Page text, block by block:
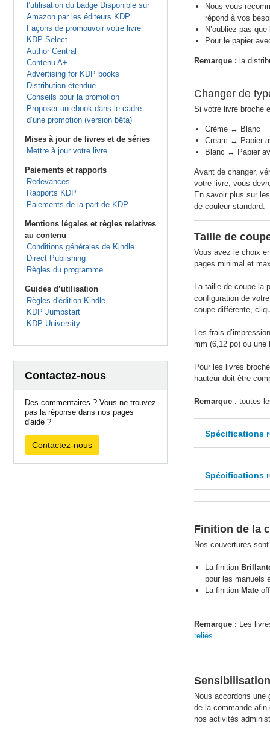
l’utilisation du badge Disponible sur
Amazon par les éditeurs KDP
Façons de promouvoir votre livre
KDP Select
Author Central
Contenu A+
Advertising for KDP books
Distribution étendue
Conseils pour la promotion
Proposer un ebook dans le cadre
d’une promotion (version bêta)
Mises à jour de livres et de séries
Mettre à jour votre livre
Paiements et rapports
Redevances
Rapports KDP
Paiements de la part de KDP
Mentions légales et règles relatives
au contenu
Conditions générales de Kindle
Direct Publishing
Règles du programme
Guides d’utilisation
Règles d'édition Kindle
KDP Jumpstart
KDP University
Contactez-nous
Des commentaires ? Vous ne trouvez
pas la réponse dans nos pages
d'aide ?
Contactez-nous
Nous vous
répond à vos
N’oubliez pas
Pour le papier
Remarque : la
Changer de
Si votre livre broché
Crème ↔ Blanc
Cream ↔ Papier
Blanc ↔ Papier
Avant de changer,
votre livre, vous
En savoir plus sur
de couleur standard.
Taille de
Vous avez le choix
pages minimal et
La taille de coupe la
configuration de
coupe différente,
Les frais
mm (6,12 po) ou une
Pour les livres
hauteur doit être
Remarque : toutes
Spécifications
Spécifications
Finition de la
Nos couvertures
La finition
pour les manuels
La finition Mate
Remarque : Les
reliés.
Nous accordons une
de la commande afin
nos activités